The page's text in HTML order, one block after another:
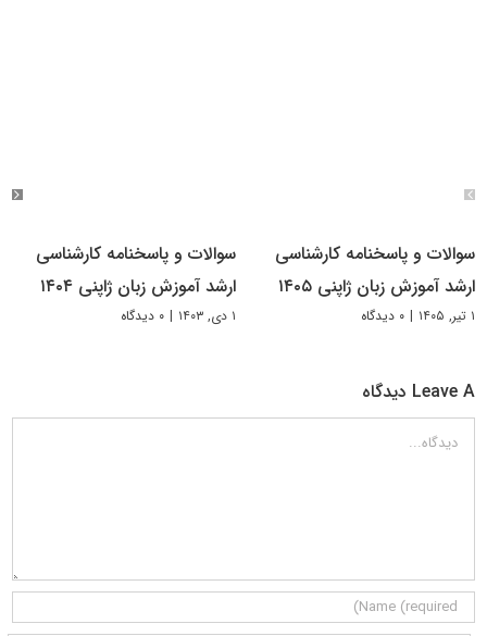
سوالات و پاسخنامه کارشناسی
ارشد آموزش زبان ژاپنی ۱۴۰۵
۱ تیر, ۱۴۰۵ | ۰ دیدگاه
سوالات و پاسخنامه کارشناسی
ارشد آموزش زبان ژاپنی ۱۴۰۴
۱ دی, ۱۴۰۳ | ۰ دیدگاه
Leave A دیدگاه
دیدگاه